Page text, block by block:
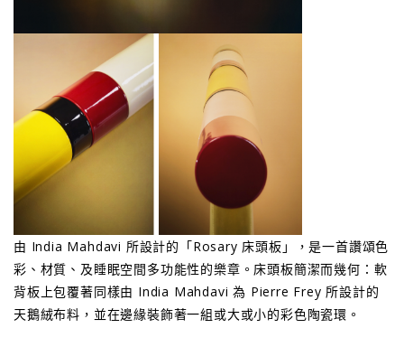
由 India Mahdavi 所設計的「Rosary 床頭板」，是一首讚頌色
彩、材質、及睡眠空間多功能性的樂章。床頭板簡潔而幾何：軟
背板上包覆著同樣由 India Mahdavi 為 Pierre Frey 所設計的
天鵝絨布料，並在邊緣裝飾著一組或大或小的彩色陶瓷環。